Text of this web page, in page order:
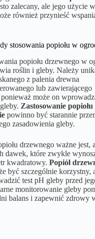
zalecany, ale jego użycie w
również przynieść
stosowania popiołu w
popiołu drzewnego w
roślin i gleby. Należy
z palenia drewna
lub zawierającego
może on
Zastosowanie popiołu
powinno być starannie
zasadowienia gleby.
drzewnego ważne jest,
dawek, które zwykle
kwadratowy. Popiół
być szczególnie korzystny,
test pH gleby przed
monitorowanie gleby
balans i zapewnić zdrowy